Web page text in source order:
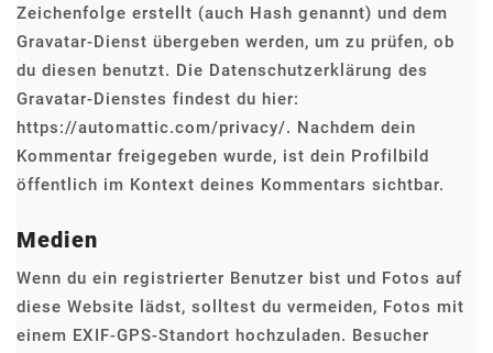
Zeichenfolge erstellt (auch Hash genannt) und dem
Gravatar-Dienst übergeben werden, um zu prüfen, ob
du diesen benutzt. Die Datenschutzerklärung des
Gravatar-Dienstes findest du hier:
https://automattic.com/privacy/. Nachdem dein
Kommentar freigegeben wurde, ist dein Profilbild
öffentlich im Kontext deines Kommentars sichtbar.
Medien
Wenn du ein registrierter Benutzer bist und Fotos auf
diese Website lädst, solltest du vermeiden, Fotos mit
einem EXIF-GPS-Standort hochzuladen. Besucher